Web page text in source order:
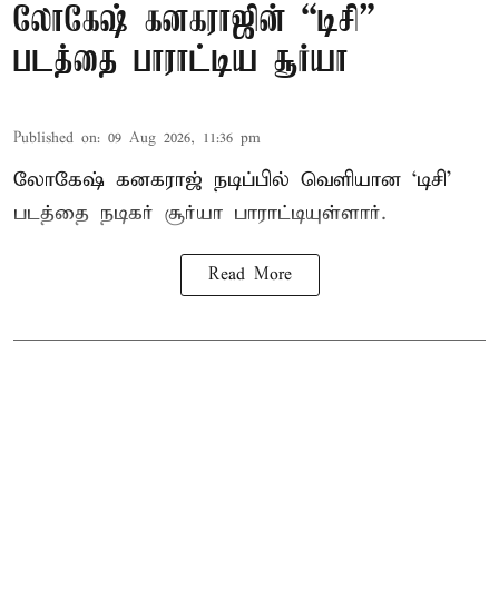
லோகேஷ் கனகராஜின் “டிசி”
படத்தை பாராட்டிய சூர்யா
Published on: 09 Aug 2026, 11:36 pm
லோகேஷ் கனகராஜ் நடிப்பில் வெளியான ‘டிசி’
படத்தை நடிகர் சூர்யா பாராட்டியுள்ளார்.
Read More